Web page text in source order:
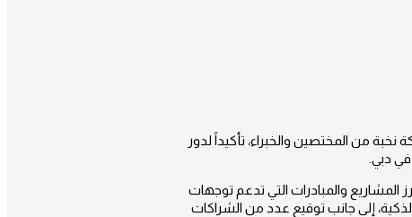
من المختصين والخبراء، تأكيداً لدور
دبي.
والمبادرات التي تدعم توجهات
إلى جانب توقيع عدد من الشراكات